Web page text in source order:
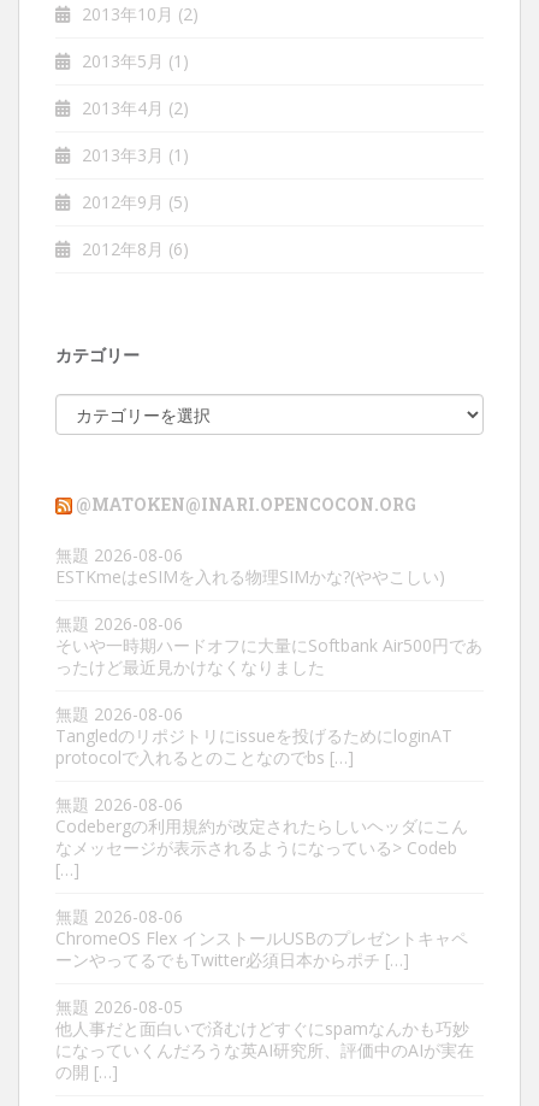
2013年10月 (2)
2013年5月 (1)
2013年4月 (2)
2013年3月 (1)
2012年9月 (5)
2012年8月 (6)
カテゴリー
テ
ー
@MATOKEN@INARI.OPENCOCON.ORG
無題 2026-08-06
ESTKmeはeSIMを入れる物理SIMかな?(ややこしい)
無題 2026-08-06
そいや一時期ハードオフに大量にSoftbank Air500円であ
ったけど最近見かけなくなりました
無題 2026-08-06
Tangledのリポジトリにissueを投げるためにloginAT
protocolで入れるとのことなのでbs […]
無題 2026-08-06
Codebergの利用規約が改定されたらしいヘッダにこん
なメッセージが表示されるようになっている> Codeb
[…]
無題 2026-08-06
ChromeOS Flex インストールUSBのプレゼントキャペ
ーンやってるでもTwitter必須日本からポチ […]
無題 2026-08-05
他人事だと面白いで済むけどすぐにspamなんかも巧妙
になっていくんだろうな英AI研究所、評価中のAIが実在
の開 […]